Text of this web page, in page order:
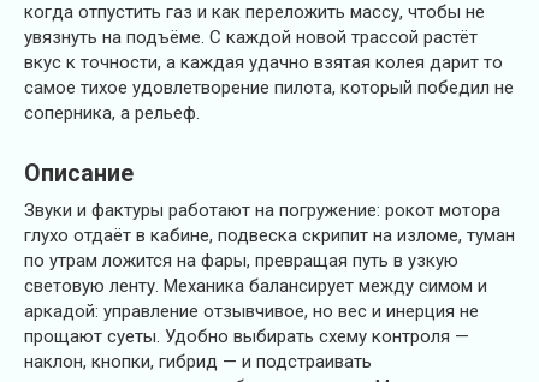
когда отпустить газ и как переложить массу, чтобы не
увязнуть на подъёме. С каждой новой трассой растёт
вкус к точности, а каждая удачно взятая колея дарит то
самое тихое удовлетворение пилота, который победил не
соперника, а рельеф.
Описание
Звуки и фактуры работают на погружение: рокот мотора
глухо отдаёт в кабине, подвеска скрипит на изломе, туман
по утрам ложится на фары, превращая путь в узкую
световую ленту. Механика балансирует между симом и
аркадой: управление отзывчивое, но вес и инерция не
прощают суеты. Удобно выбирать схему контроля —
наклон, кнопки, гибрид — и подстраивать